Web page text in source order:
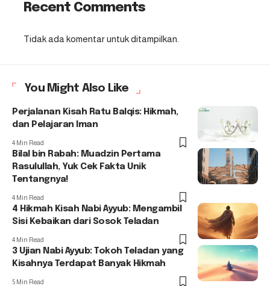
Recent Comments
Tidak ada komentar untuk ditampilkan.
You Might Also Like
Perjalanan Kisah Ratu Balqis: Hikmah,
dan Pelajaran Iman
4 Min Read
Bilal bin Rabah: Muadzin Pertama
Rasulullah, Yuk Cek Fakta Unik
Tentangnya!
4 Min Read
4 Hikmah Kisah Nabi Ayyub: Mengambil
Sisi Kebaikan dari Sosok Teladan
4 Min Read
3 Ujian Nabi Ayyub: Tokoh Teladan yang
Kisahnya Terdapat Banyak Hikmah
5 Min Read